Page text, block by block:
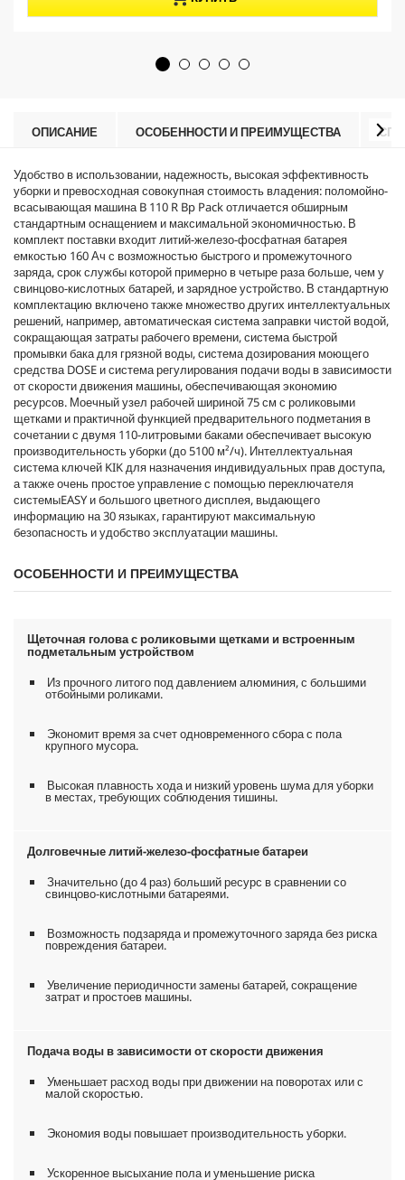
r
e
5
ОПИСАНИЕ ОСОБЕННОСТИ И ПРЕИМУЩЕСТВА
Удобство в использовании, надежность, высокая эффективность
уборки и превосходная совокупная стоимость владения: поломойно-
всасывающая машина B 110 R Bp Pack отличается обширным
стандартным оснащением и максимальной экономичностью. В
комплект поставки входит литий-железо-фосфатная батарея
емкостью 160 Ач с возможностью быстрого и промежуточного
заряда, срок службы которой примерно в четыре раза больше, чем у
свинцово-кислотных батарей, и зарядное устройство. В стандартную
комплектацию включено также множество других интеллектуальных
решений, например, автоматическая система заправки чистой водой,
сокращающая затраты рабочего времени, система быстрой
промывки бака для грязной воды, система дозирования моющего
средства DOSE и система регулирования подачи воды в зависимости
от скорости движения машины, обеспечивающая экономию
ресурсов. Моечный узел рабочей шириной 75 см с роликовыми
щетками и практичной функцией предварительного подметания в
сочетании с двумя 110-литровыми баками обеспечивает высокую
производительность уборки (до 5100 м²/ч). Интеллектуальная
система ключей KIK для назначения индивидуальных прав доступа,
а также очень простое управление с помощью переключателя
системыEASY и большого цветного дисплея, выдающего
информацию на 30 языках, гарантируют максимальную
безопасность и удобство эксплуатации машины.
ОСОБЕННОСТИ И ПРЕИМУЩЕСТВА
Щеточная голова с роликовыми щетками и встроенным
подметальным устройством
Из прочного литого под давлением алюминия, с большими
отбойными роликами.
Экономит время за счет одновременного сбора с пола
крупного мусора.
Высокая плавность хода и низкий уровень шума для уборки
в местах, требующих соблюдения тишины.
Долговечные литий-железо-фосфатные батареи
Значительно (до 4 раз) больший ресурс в сравнении со
свинцово-кислотными батареями.
Возможность подзаряда и промежуточного заряда без риска
повреждения батареи.
Увеличение периодичности замены батарей, сокращение
затрат и простоев машины.
Подача воды в зависимости от скорости движения
Уменьшает расход воды при движении на поворотах или с
малой скоростью.
Экономия воды повышает производительность уборки.
Ускоренное высыхание пола и уменьшение риска